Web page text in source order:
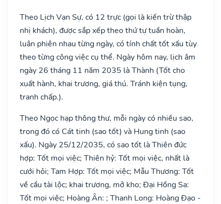
Theo Lịch Vạn Sự, có 12 trực (gọi là kiến trừ thập
nhị khách), được sắp xếp theo thứ tự tuần hoàn,
luân phiên nhau từng ngày, có tính chất tốt xấu tùy
theo từng công việc cụ thể. Ngày hôm nay, lịch âm
ngày 26 tháng 11 năm 2035 là Thành (Tốt cho
xuất hành, khai trương, giá thú. Tránh kiện tụng,
tranh chấp.).
Theo Ngọc hạp thông thư, mỗi ngày có nhiều sao,
trong đó có Cát tinh (sao tốt) và Hung tinh (sao
xấu). Ngày 25/12/2035, có sao tốt là Thiên đức
hợp: Tốt mọi việc; Thiên hỷ: Tốt mọi việc, nhất là
cưới hỏi; Tam Hợp: Tốt mọi việc; Mẫu Thương: Tốt
về cầu tài lộc; khai trương, mở kho; Đại Hồng Sa:
Tốt mọi việc; Hoàng Ân: ; Thanh Long: Hoàng Đạo -